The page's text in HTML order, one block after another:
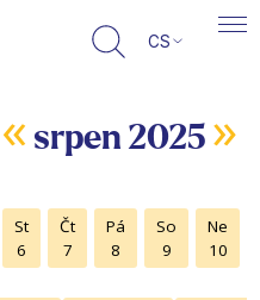
CS
« srpen 2025 »
St
6
Čt
7
Pá
8
So
9
Ne
10